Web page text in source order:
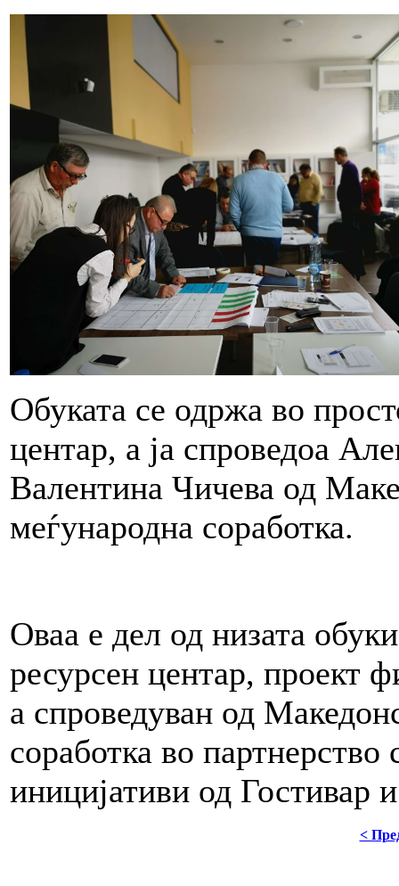
Обуката се одржа во
центар, а ја спроведоа
Валентина Чичева од
меѓународна соработка.
Оваа е дел од низата
ресурсен центар, проект
а спроведуван од
соработка во партнерство
иницијативи од
<